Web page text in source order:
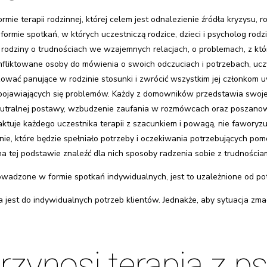
terapii rodzinnej, której celem jest odnalezienie źródła kryzysu,
spotkań, w których uczestniczą rodzice, dzieci i psycholog
o trudnościach we wzajemnych relacjach, o problemach, z
osoby do mówienia o swoich odczuciach i potrzebach,
panujące w rodzinie stosunki i zwrócić wszystkim jej członkom
się problemów. Każdy z domowników przedstawia
postawy, wzbudzenie zaufania w rozmówcach oraz
każdego uczestnika terapii z szacunkiem i powagą, nie
które będzie spełniało potrzeby i oczekiwania potrzebujących
tej podstawie znaleźć dla nich sposoby radzenia sobie z
w formie spotkań indywidualnych, jest to uzależnione od
do indywidualnych potrzeb klientów. Jednakże, aby sytuacja